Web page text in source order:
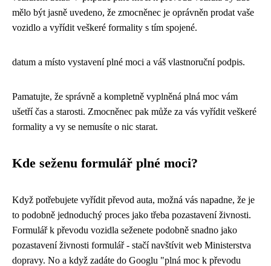
mělo být jasně uvedeno, že zmocněnec je oprávněn prodat vaše
vozidlo a vyřídit veškeré formality s tím spojené.
datum a místo vystavení plné moci a váš vlastnoruční podpis.
Pamatujte, že správně a kompletně vyplněná plná moc vám
ušetří čas a starosti. Zmocněnec pak může za vás vyřídit veškeré
formality a vy se nemusíte o nic starat.
Kde seženu formulář plné moci?
Když potřebujete vyřídit převod auta, možná vás napadne, že je
to podobně jednoduchý proces jako třeba pozastavení živnosti.
Formulář k převodu vozidla seženete podobně snadno jako
pozastavení živnosti formulář- stačí navštívit web Ministerstva
dopravy. No a když zadáte do Googlu "plná moc k převodu